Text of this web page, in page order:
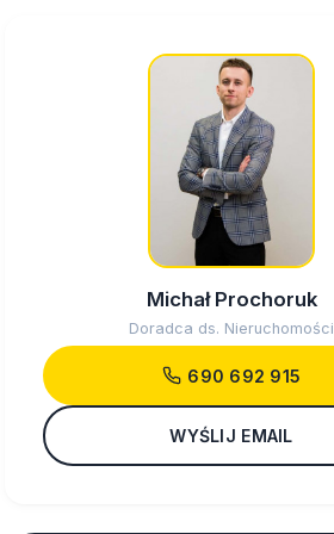
Michał Prochoruk
Doradca ds. Nieruchomości
690 692 915
WYŚLIJ EMAIL